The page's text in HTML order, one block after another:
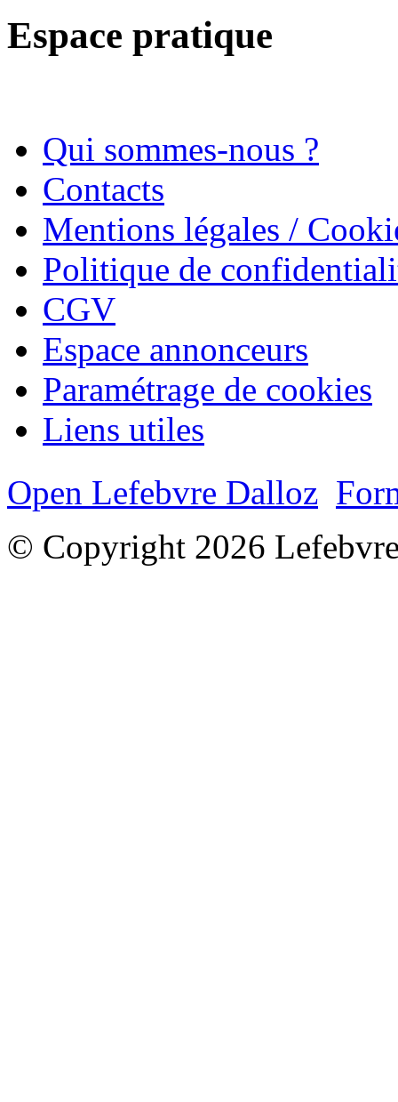
Espace pratique
Qui sommes-nous ?
Contacts
Mentions légales /
Politique de
CGV
Espace annonceurs
Paramétrage de cookies
Liens utiles
Open Lefebvre Dalloz
© Copyright 2026